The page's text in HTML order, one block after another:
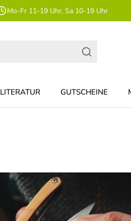
Mo-Fr 11-19 Uhr, Sa 10-19 Uhr
LITERATUR GUTSCHEINE